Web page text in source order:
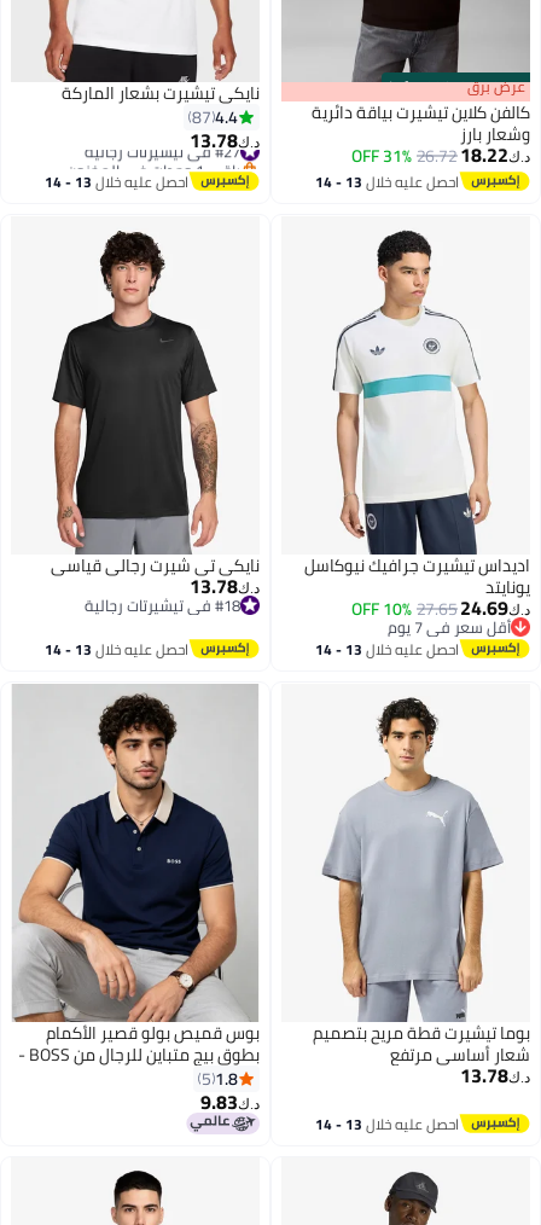
00m:00s
·
100% Left عرض برق
كالفن كلاين تيشيرت بياقة دائرية
وشعار بارز
د.ك‏18.22
26.72
31% OFF
احصل عليه خلال 13 - 14
8
نايكي تيشيرت بشعار الماركة
4.4
87
د.ك‏13.78
#27 في تيشيرتات رجالية
باقي 1 وحدات في المخزون
#27 في تيشيرتات رجالية احصل عليه خلال 13 - 14
اديداس تيشيرت جرافيك نيوكاسل
يونايتد
د.ك‏24.69
27.65
10% OFF
أقل سعر في 7 يوم
أقل سعر في 7 يوماحصل عليه خلال 13 - 14
نايكي تي شيرت رجالي قياسي
د.ك‏13.78
#18 في تيشيرتات رجالية
احصل عليه خلال 13 - 14
4
بوما تيشيرت قطة مريح بتصميم
شعار أساسي مرتفع
د.ك‏13.78
احصل عليه خلال 13 - 14
4
بوس قميص بولو قصير الأكمام
بطوق بيج متباين للرجال من BOSS -
أزرق داكن
1.8
5
د.ك‏9.83